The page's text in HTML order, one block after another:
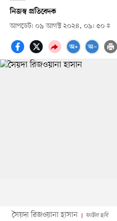
নিজস্ব প্রতিবেদক
আপডেট: ০৯ আগস্ট ২০২৪, ০৯: ৫০
সৈয়দা রিজওয়ানা হাসান ফাইল ছবি